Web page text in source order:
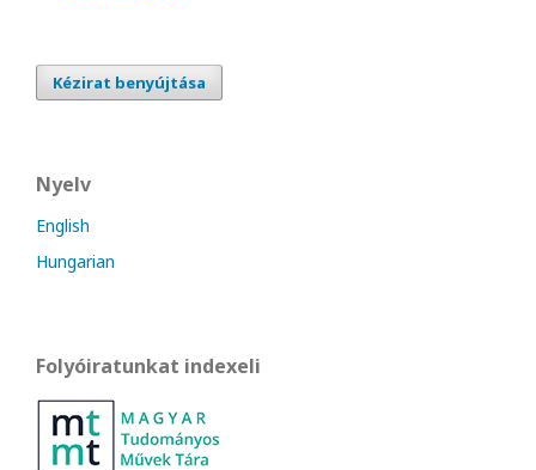
Kézirat benyújtása
Nyelv
English
Hungarian
Folyóiratunkat indexeli